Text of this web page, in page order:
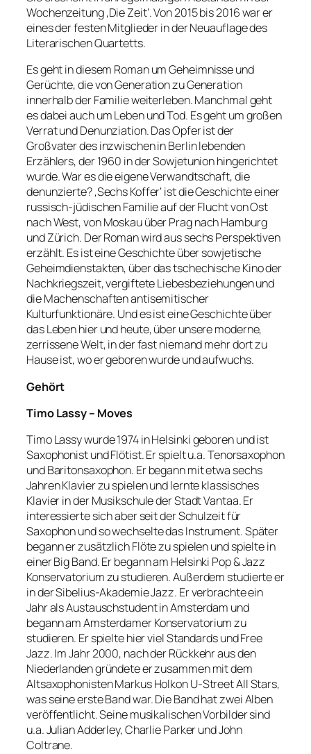
Wochenzeitung ‚Die Zeit‘. Von 2015 bis 2016 war er
eines der festen Mitglieder in der Neuauflage des
Literarischen Quartetts.
Es geht in diesem Roman um Geheimnisse und
Gerüchte, die von Generation zu Generation
innerhalb der Familie weiterleben. Manchmal geht
es dabei auch um Leben und Tod. Es geht um großen
Verrat und Denunziation. Das Opfer ist der
Großvater des inzwischen in Berlin lebenden
Erzählers, der 1960 in der Sowjetunion hingerichtet
wurde. War es die eigene Verwandtschaft, die
denunzierte? ‚Sechs Koffer‘ ist die Geschichte einer
russisch-jüdischen Familie auf der Flucht von Ost
nach West, von Moskau über Prag nach Hamburg
und Zürich. Der Roman wird aus sechs Perspektiven
erzählt. Es ist eine Geschichte über sowjetische
Geheimdienstakten, über das tschechische Kino der
Nachkriegszeit, vergiftete Liebesbeziehungen und
die Machenschaften antisemitischer
Kulturfunktionäre. Und es ist eine Geschichte über
das Leben hier und heute, über unsere moderne,
zerrissene Welt, in der fast niemand mehr dort zu
Hause ist, wo er geboren wurde und aufwuchs.
Gehört
Timo Lassy – Moves
Timo Lassy wurde 1974 in Helsinki geboren und ist
Saxophonist und Flötist. Er spielt u.a. Tenorsaxophon
und Baritonsaxophon. Er begann mit etwa sechs
Jahren Klavier zu spielen und lernte klassisches
Klavier in der Musikschule der Stadt Vantaa. Er
interessierte sich aber seit der Schulzeit für
Saxophon und so wechselte das Instrument. Später
begann er zusätzlich Flöte zu spielen und spielte in
einer Big Band. Er begann am Helsinki Pop & Jazz
Konservatorium zu studieren. Außerdem studierte er
in der Sibelius-Akademie Jazz. Er verbrachte ein
Jahr als Austauschstudent in Amsterdam und
begann am Amsterdamer Konservatorium zu
studieren. Er spielte hier viel Standards und Free
Jazz. Im Jahr 2000, nach der Rückkehr aus den
Niederlanden gründete er zusammen mit dem
Altsaxophonisten Markus Holkon U-Street All Stars,
was seine erste Band war. Die Band hat zwei Alben
veröffentlicht. Seine musikalischen Vorbilder sind
u.a. Julian Adderley, Charlie Parker und John
Coltrane.